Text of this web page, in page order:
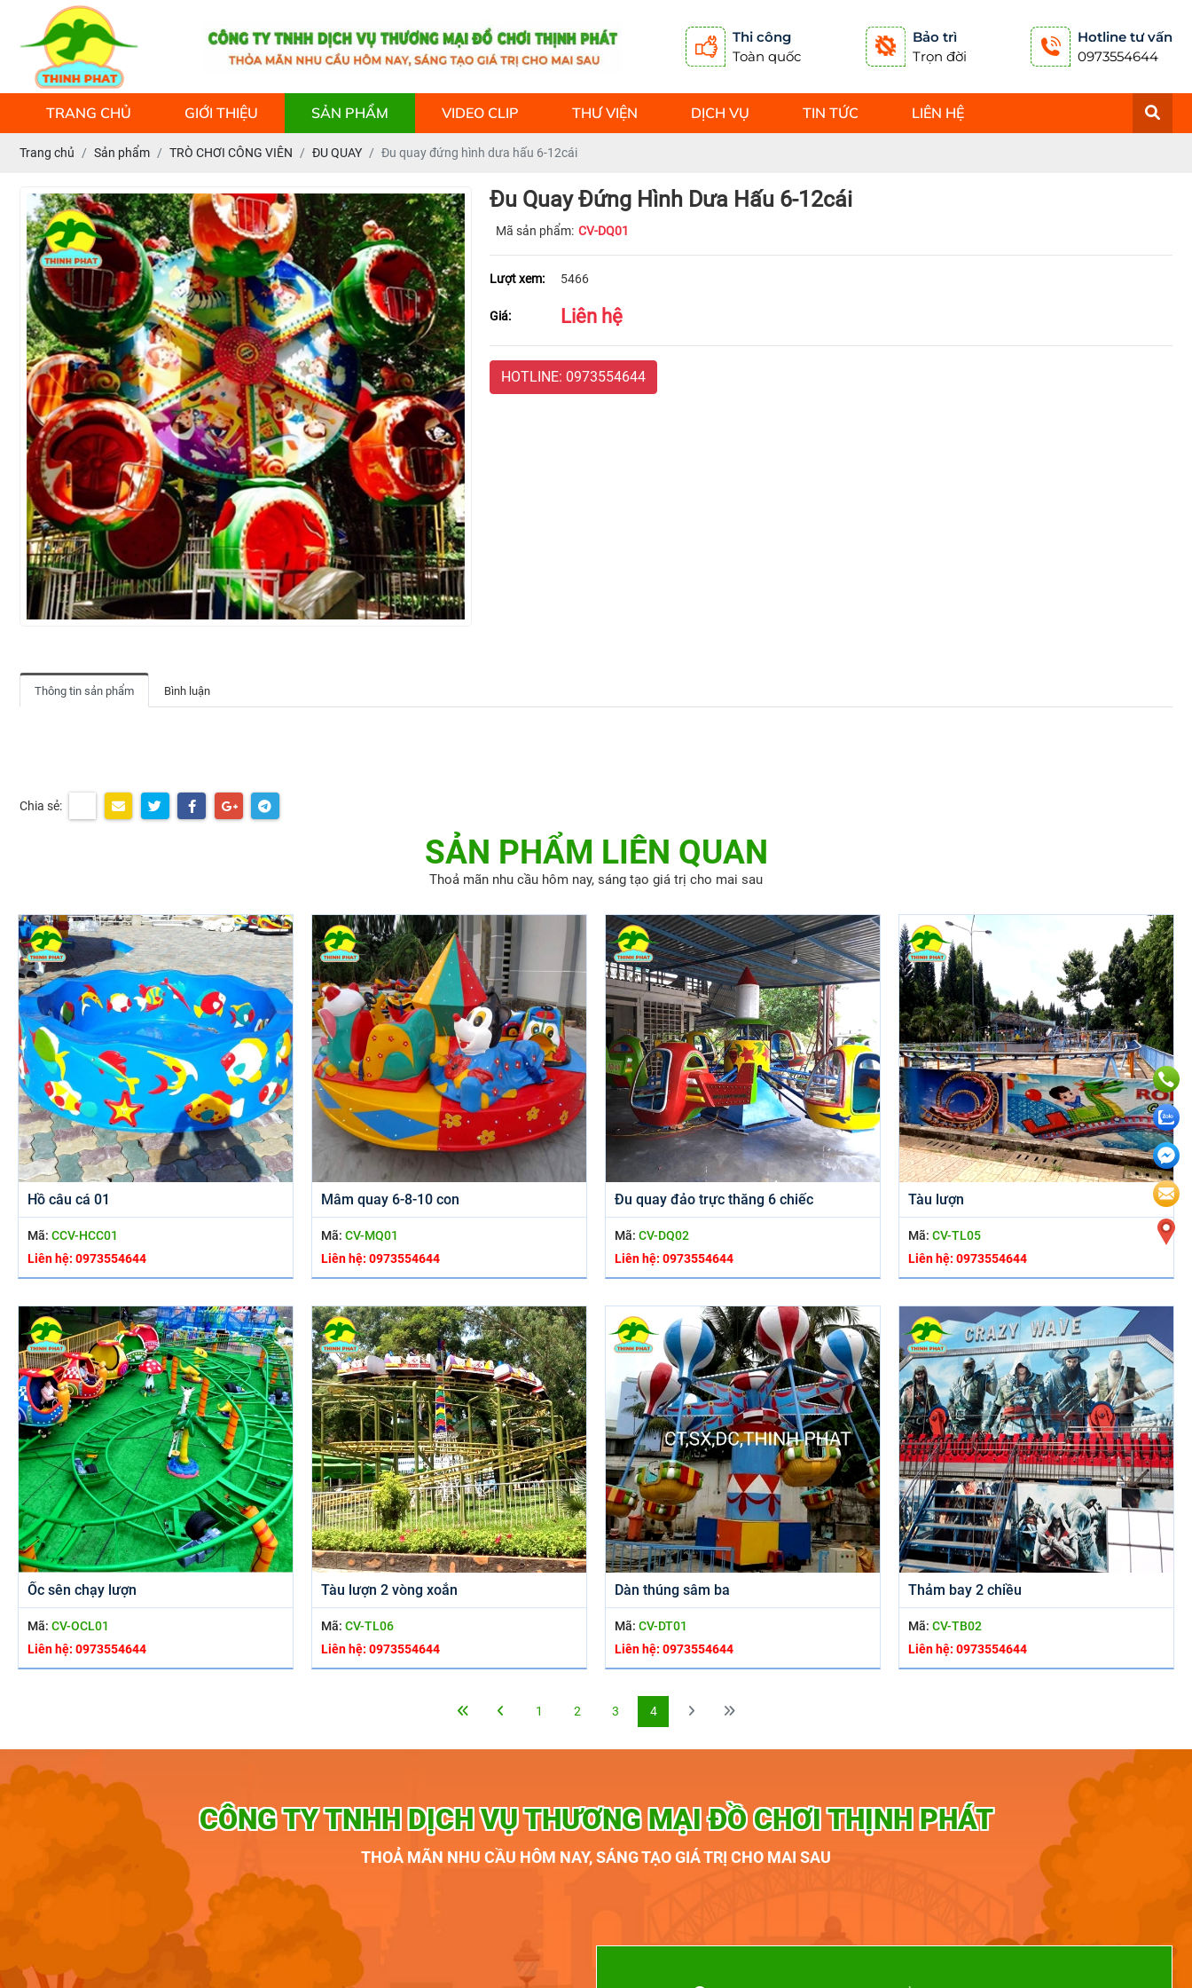
Thi công
Toàn quốc
Bảo trì
Trọn đời
Hotline tư vấn
0973554644
TRANG CHỦ GIỚI THIỆU SẢN PHẨM VIDEO CLIP THƯ VIỆN DỊCH VỤ TIN TỨC LIÊN HỆ
Trang chủ Sản phẩm TRÒ CHƠI CÔNG VIÊN ĐU QUAY Đu quay đứng hình dưa hấu 6-12cái
Đu Quay Đứng Hình Dưa Hấu 6-12cái
Mã sản phẩm: CV-DQ01
Lượt xem: 5466
Giá: Liên hệ
HOTLINE: 0973554644
Thông tin sản phẩm Bình luận
Chia sẻ:
SẢN PHẨM LIÊN QUAN
Thoả mãn nhu cầu hôm nay, sáng tạo giá trị cho mai sau
Hồ câu cá 01
Mã: CCV-HCC01
Liên hệ: 0973554644
Mâm quay 6-8-10 con
Mã: CV-MQ01
Liên hệ: 0973554644
Đu quay đảo trực thăng 6 chiếc
Mã: CV-DQ02
Liên hệ: 0973554644
Tàu lượn
Mã: CV-TL05
Liên hệ: 0973554644
Ốc sên chạy lượn
Mã: CV-OCL01
Liên hệ: 0973554644
Tàu lượn 2 vòng xoắn
Mã: CV-TL06
Liên hệ: 0973554644
Dàn thúng sâm ba
Mã: CV-DT01
Liên hệ: 0973554644
Thảm bay 2 chiều
Mã: CV-TB02
Liên hệ: 0973554644
1 2 3 4
CÔNG TY TNHH DỊCH VỤ THƯƠNG MẠI ĐỒ CHƠI THỊNH PHÁT
THOẢ MÃN NHU CẦU HÔM NAY, SÁNG TẠO GIÁ TRỊ CHO MAI SAU